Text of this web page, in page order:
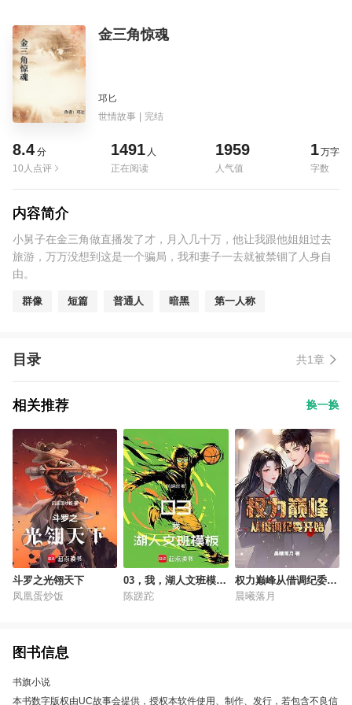
金三角惊魂
邛匕
世情故事 | 完结
8.4 分
10人点评
1491 人
正在阅读
1959
人气值
1万字
字数
内容简介
小舅子在金三角做直播发了才，月入几十万，他让我跟他姐姐过去
旅游，万万没想到这是一个骗局，我和妻子一去就被禁锢了人身自
由。
群像 短篇 普通人 暗黑 第一人称
目录 共1章
相关推荐 换一换
斗罗之光翎天下
凤凰蛋炒饭
03，我，湖人文班模
板！
陈蹉跎
权力巅峰从借调纪委开
始
晨曦落月
图书信息
书旗小说
本书数字版权由UC故事会提供，授权本软件使用、制作、发行，若包含不良信